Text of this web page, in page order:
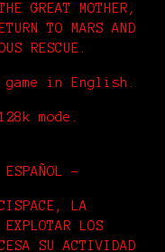
GREAT MOTHER,
TO MARS AND
RESCUE.
in English.
mode.
-
LA
EXPLOTAR LOS
SU ACTIVIDAD